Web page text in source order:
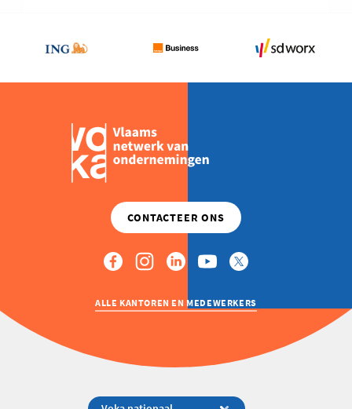
ALLE KANTOREN EN MEDEWERKERS